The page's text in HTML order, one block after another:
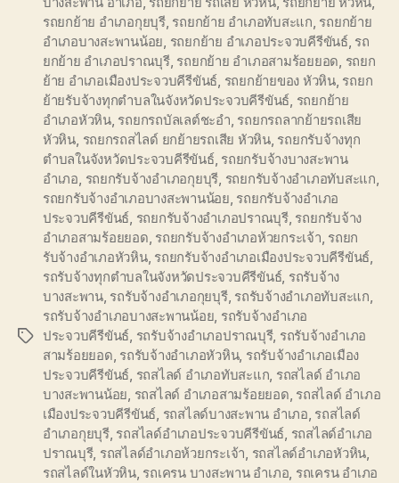
Tags
รถยกย้าย อำเภอกุยบุรี, รถยกย้าย อำเภอทับสะแก, รถยกย้าย
อำเภอบางสะพานน้อย, รถยกย้าย อำเภอประจวบคีรีขันธ์, รถ
ยกย้าย อำเภอปราณบุรี, รถยกย้าย อำเภอสามร้อยยอด, รถยก
ย้าย อำเภอเมืองประจวบคีรีขันธ์, รถยกย้ายของ หัวหิน, รถยก
ย้ายรับจ้างทุกตำบลในจังหวัดประจวบคีรีขันธ์, รถยกย้าย
อำเภอหัวหิน, รถยกรถบัลเลต์ชะอำ, รถยกรถลากย้ายรถเสีย
หัวหิน, รถยกรถสไลด์ ยกย้ายรถเสีย หัวหิน, รถยกรับจ้างทุก
ตำบลในจังหวัดประจวบคีรีขันธ์, รถยกรับจ้างบางสะพาน
อำเภอ, รถยกรับจ้างอำเภอกุยบุรี, รถยกรับจ้างอำเภอทับสะแก,
รถยกรับจ้างอำเภอบางสะพานน้อย, รถยกรับจ้างอำเภอ
ประจวบคีรีขันธ์, รถยกรับจ้างอำเภอปราณบุรี, รถยกรับจ้าง
อำเภอสามร้อยยอด, รถยกรับจ้างอำเภอห้วยกระเจ้า, รถยก
รับจ้างอำเภอหัวหิน, รถยกรับจ้างอำเภอเมืองประจวบคีรีขันธ์,
รถรับจ้างทุกตำบลในจังหวัดประจวบคีรีขันธ์, รถรับจ้าง
บางสะพาน, รถรับจ้างอำเภอกุยบุรี, รถรับจ้างอำเภอทับสะแก,
รถรับจ้างอำเภอบางสะพานน้อย, รถรับจ้างอำเภอ
ประจวบคีรีขันธ์, รถรับจ้างอำเภอปราณบุรี, รถรับจ้างอำเภอ
สามร้อยยอด, รถรับจ้างอำเภอหัวหิน, รถรับจ้างอำเภอเมือง
ประจวบคีรีขันธ์, รถสไลด์ อำเภอทับสะแก, รถสไลด์ อำเภอ
บางสะพานน้อย, รถสไลด์ อำเภอสามร้อยยอด, รถสไลด์ อำเภอ
เมืองประจวบคีรีขันธ์, รถสไลด์บางสะพาน อำเภอ, รถสไลด์
อำเภอกุยบุรี, รถสไลด์อำเภอประจวบคีรีขันธ์, รถสไลด์อำเภอ
ปราณบุรี, รถสไลด์อำเภอห้วยกระเจ้า, รถสไลด์อำเภอหัวหิน,
รถสไลด์ในหัวหิน, รถเครน บางสะพาน อำเภอ, รถเครน อำเภอ